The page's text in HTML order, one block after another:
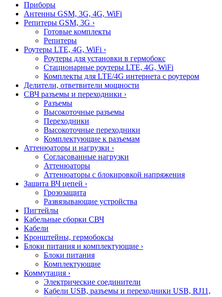
Приборы
Антенны GSM, 3G, 4G, WiFi
Репитеры GSM, 3G ›
Готовые комплекты
Репитеры
Роутеры LTE, 4G, WiFi ›
Роутеры для установки в гермобокс
Стационарные роутеры LTE, 4G, WiFi
Комплекты для LTE/4G интернета с роутером
Делители, ответвители мощности
СВЧ разъемы и переходники ›
Разъемы
Высокоточные разъемы
Переходники
Высокоточные переходники
Комплектующие к разъемам
Аттенюаторы и нагрузки ›
Согласованные нагрузки
Аттенюаторы
Аттенюаторы с блокировкой напряжения
Защита ВЧ цепей ›
Грозозащита
Развязывающие устройства
Пигтейлы
Кабельные сборки СВЧ
Кабели
Кронштейны, гермобоксы
Блоки питания и комплектующие ›
Блоки питания
Комплектующие
Коммутация ›
Электрические соединители
Кабели USB, разъемы и переходники USB, RJ11,